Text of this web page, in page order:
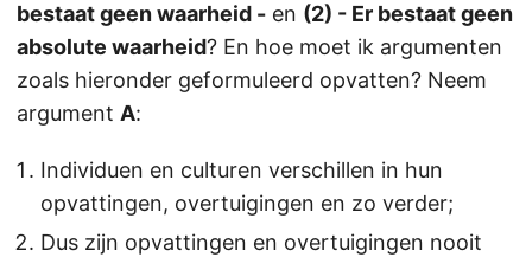
bestaat geen waarheid - en (2) - Er bestaat geen
absolute waarheid? En hoe moet ik argumenten
zoals hieronder geformuleerd opvatten? Neem
argument A:
Individuen en culturen verschillen in hun
opvattingen, overtuigingen en zo verder;
Dus zijn opvattingen en overtuigingen nooit